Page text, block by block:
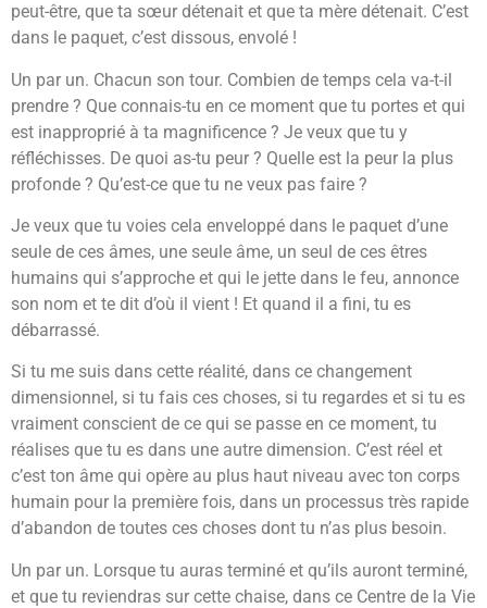
peut-être, que ta sœur détenait et que ta mère détenait. C’est
dans le paquet, c’est dissous, envolé !
Un par un. Chacun son tour. Combien de temps cela va-t-il
prendre ? Que connais-tu en ce moment que tu portes et qui
est inapproprié à ta magnificence ? Je veux que tu y
réfléchisses. De quoi as-tu peur ? Quelle est la peur la plus
profonde ? Qu’est-ce que tu ne veux pas faire ?
Je veux que tu voies cela enveloppé dans le paquet d’une
seule de ces âmes, une seule âme, un seul de ces êtres
humains qui s’approche et qui le jette dans le feu, annonce
son nom et te dit d’où il vient ! Et quand il a fini, tu es
débarrassé.
Si tu me suis dans cette réalité, dans ce changement
dimensionnel, si tu fais ces choses, si tu regardes et si tu es
vraiment conscient de ce qui se passe en ce moment, tu
réalises que tu es dans une autre dimension. C’est réel et
c’est ton âme qui opère au plus haut niveau avec ton corps
humain pour la première fois, dans un processus très rapide
d’abandon de toutes ces choses dont tu n’as plus besoin.
Un par un. Lorsque tu auras terminé et qu’ils auront terminé,
et que tu reviendras sur cette chaise, dans ce Centre de la Vie